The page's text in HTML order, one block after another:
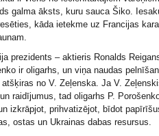
galma āksts, kuru sauca Šiko.
kāda ietekme uz Francijas
prezidents – aktieris Ronalds
ir oligarhs, un viņa naudas
atšķiras no V. Zeļenska. Ja V.
raidījumus, tad oligarhs P.
izkrāpjot, prihvatizējot, bīdot
ostas un Ukrainas dabas resursus.